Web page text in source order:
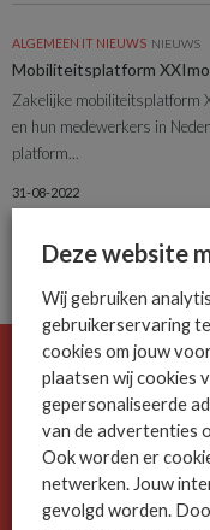
ALGEMEEN IT NIEUWS NIEUWS
Mobiliteitsplatform
Zakelijke mobiliteitsplatform
en hun medewerkers in
platform...
31-08-2022
De ICT-wereld is
Meld je nu aan voor de
Deze website
Wij gebruiken
gebruikerservaring
cookies om jouw
plaatsen wij cookies
gepersonaliseerde
van de advertenties
Ook worden er
netwerken. Jouw
gevolgd worden.